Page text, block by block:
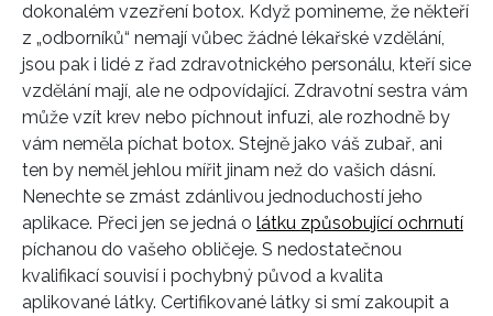
INFORMACE
REDAKCE
dokonalém vzezření botox. Když pomineme, že někteří
z „odborníků“ nemají vůbec žádné lékařské vzdělání,
jsou pak i lidé z řad zdravotnického personálu, kteří sice
vzdělání mají, ale ne odpovídající. Zdravotní sestra vám
může vzít krev nebo píchnout infuzi, ale rozhodně by
vám neměla píchat botox. Stejně jako váš zubař, ani
ten by neměl jehlou mířit jinam než do vašich dásní.
Nenechte se zmást zdánlivou jednoduchostí jeho
aplikace. Přeci jen se jedná o látku způsobující ochrnutí
píchanou do vašeho obličeje. S nedostatečnou
kvalifikací souvisí i pochybný původ a kvalita
aplikované látky. Certifikované látky si smí zakoupit a